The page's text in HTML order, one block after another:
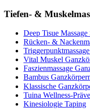
Tiefen- &
Deep Tisue Massage
Rücken- &
Vital Muskel
Faszienmassage
Bambus
Klassische
Tuina Wellness-
Kinesiologie Taping